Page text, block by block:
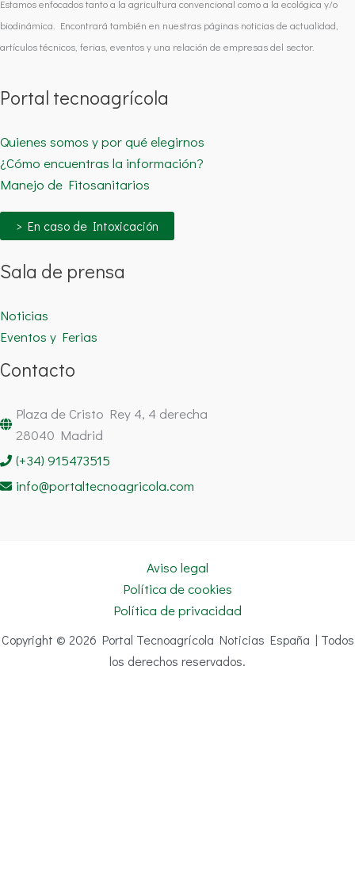
Estamos enfocados tanto a la agricultura convencional como a la ecológica y/o
biodinámica. Encontrará también en nuestras páginas noticias de actualidad,
artículos técnicos, ferias, eventos y una relación de empresas del sector.
Portal tecnoagrícola
Quienes somos y por qué elegirnos
¿Cómo encuentras la información?
Manejo de Fitosanitarios
> En caso de Intoxicación
Sala de prensa
Noticias
Eventos y Ferias
Contacto
Plaza de Cristo Rey 4, 4 derecha
28040 Madrid
(+34) 915473515
info@portaltecnoagricola.com
Aviso legal
Política de cookies
Política de privacidad
Copyright © 2026 Portal Tecnoagrícola Noticias España | Todos
los derechos reservados.